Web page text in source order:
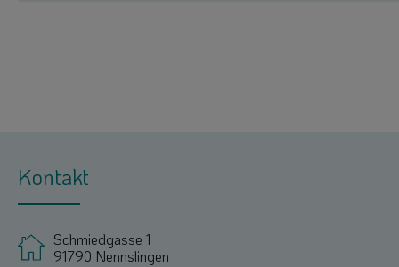
Kontakt
Schmiedgasse 1
91790 Nennslingen